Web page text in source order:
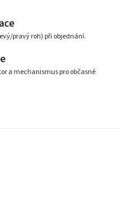
pravý roh) při objednání.
a mechanismus pro občasné